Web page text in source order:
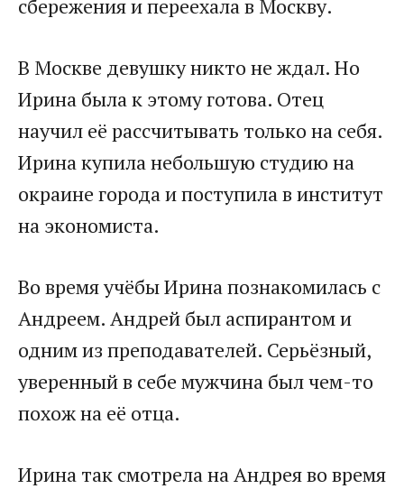
сбережения и переехала в Москву.​
​В Москве девушку никто не ждал. Но
Ирина была к этому готова. Отец
научил её рассчитывать только на себя.
Ирина купила небольшую студию на
окраине города и поступила в институт
на экономиста.​
​Во время учёбы Ирина познакомилась с
Андреем. Андрей был аспирантом и
одним из преподавателей. Серьёзный,
уверенный в себе мужчина был чем-то
похож на её отца.​
​Ирина так смотрела на Андрея во время